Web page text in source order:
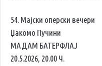
54. Мајски оперски вечери
Џакомо Пучини
МАДАМ БАТЕРФЛАЈ
20.5.2026, 20.00 Ч.